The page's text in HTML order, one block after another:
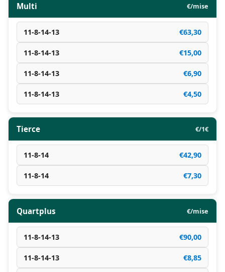
Multi €/mise
11-8-14-13 €63,30
11-8-14-13 €15,00
11-8-14-13 €6,90
11-8-14-13 €4,50
Tierce €/1€
11-8-14 €42,90
11-8-14 €7,30
Quartplus €/mise
11-8-14-13 €90,00
11-8-14-13 €8,85